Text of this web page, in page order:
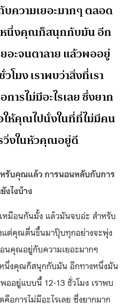
ความเยอะมากๆ ตลอด
หนึ่งคุณก็สนุกกับมัน อีก
อะจนตาลาย แล้วพออยู่
โมง เราพบว่าสิ่งที่เรา
ารไม่มีอะไรเลย ซึ่งยาก
ให้คุณไปนั่งในที่ที่ไม่มีคน
วิ่งในหัวคุณอยู่ดี
หรับคุณแล้ว การนอนหลับกับการ
งไงบ้าง
มือนกันมั้ง แล้วมันจบอ่ะ สำหรับ
แต่คุณตื่นขึ้นมาปุ๊บทุกอย่างจะพุ่ง
นคุณอยู่กับความเยอะมากๆ
หนึ่งคุณก็สนุกกับมัน อีกทางหนึ่งมัน
ออยู่แบบนี้ 12-13 ชั่วโมง เราพบ
คือการไม่มีอะไรเลย ซึ่งยากมาก